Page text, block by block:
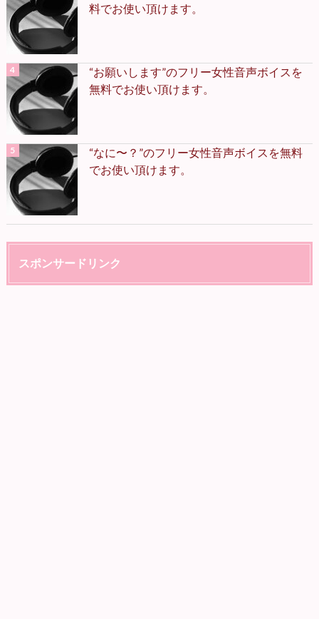
料でお使い頂けます。
“お願いします”のフリー女性音声ボイスを
無料でお使い頂けます。
“なに〜？”のフリー女性音声ボイスを無料
でお使い頂けます。
スポンサードリンク